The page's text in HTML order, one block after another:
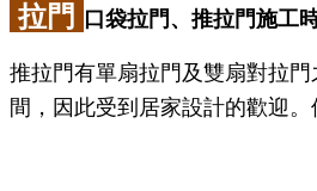
拉門 口袋拉門、推拉門施工
推拉門有單扇拉門及雙扇對拉
間，因此受到居家設計的歡迎